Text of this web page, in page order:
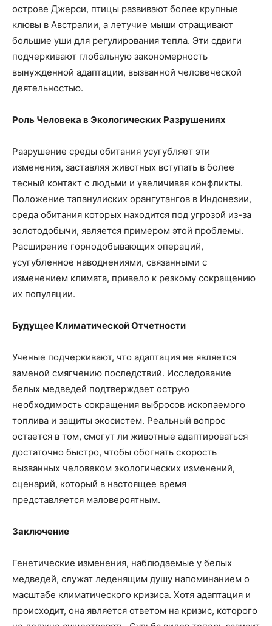
острове Джерси, птицы развивают более крупные
клювы в Австралии, а летучие мыши отращивают
большие уши для регулирования тепла. Эти сдвиги
подчеркивают глобальную закономерность
вынужденной адаптации, вызванной человеческой
деятельностью.
Роль Человека в Экологических Разрушениях
Разрушение среды обитания усугубляет эти
изменения, заставляя животных вступать в более
тесный контакт с людьми и увеличивая конфликты.
Положение тапанулиских орангутангов в Индонезии,
среда обитания которых находится под угрозой из-за
золотодобычи, является примером этой проблемы.
Расширение горнодобывающих операций,
усугубленное наводнениями, связанными с
изменением климата, привело к резкому сокращению
их популяции.
Будущее Климатической Отчетности
Ученые подчеркивают, что адаптация не является
заменой смягчению последствий. Исследование
белых медведей подтверждает острую
необходимость сокращения выбросов ископаемого
топлива и защиты экосистем. Реальный вопрос
остается в том, смогут ли животные адаптироваться
достаточно быстро, чтобы обогнать скорость
вызванных человеком экологических изменений,
сценарий, который в настоящее время
представляется маловероятным.
Заключение
Генетические изменения, наблюдаемые у белых
медведей, служат леденящим душу напоминанием о
масштабе климатического кризиса. Хотя адаптация и
происходит, она является ответом на кризис, которого